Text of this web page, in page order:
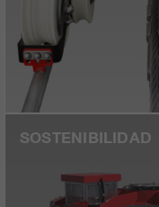
SOSTENIBILIDAD